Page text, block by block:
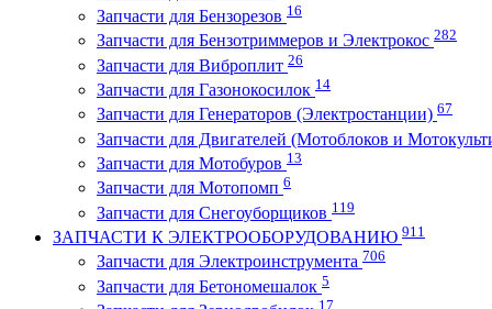
Запчасти для Бензорезов 16
Запчасти для Бензотриммеров и Электрокос 282
Запчасти для Виброплит 26
Запчасти для Газонокосилок 14
Запчасти для Генераторов (Электростанции) 67
Запчасти для Двигателей (Мотоблоков и
Запчасти для Мотобуров 13
Запчасти для Мотопомп 6
Запчасти для Снегоуборщиков 119
ЗАПЧАСТИ К ЭЛЕКТРООБОРУДОВАНИЮ 911
Запчасти для Электроинструмента 706
Запчасти для Бетономешалок 5
17